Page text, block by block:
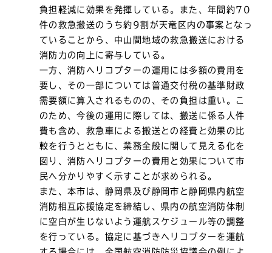
負担軽減に効果を発揮している。また、年間約70
件の救急搬送のうち約9割が天竜区内の事案となっ
ていることから、中山間地域の救急搬送における
消防力の向上に寄与している。
一方、消防ヘリコプターの運用には多額の費用を
要し、その一部については普通交付税の基準財政
需要額に算入されるものの、その負担は重い。こ
のため、今後の運用に際しては、搬送に係る人件
費も含め、救急車による搬送との経費と効果の比
較を行うとともに、業務全般に関して見える化を
図り、消防ヘリコプターの費用と効果について市
民へ分かりやすく示すことが求められる。
また、本市は、静岡県及び静岡市と静岡県内航空
消防相互応援協定を締結し、県内の航空消防体制
に空白が生じないよう運航スケジュール等の調整
を行っている。協定に基づきヘリコプターを運航